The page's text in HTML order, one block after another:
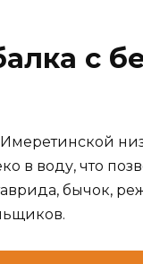
с
в воду, что
бычок,